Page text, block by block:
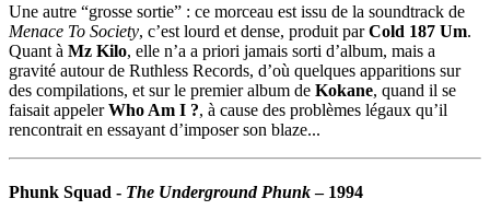
Une autre “grosse sortie” : ce morceau est issu de la soundtrack de
Menace To Society, c’est lourd et dense, produit parCold 187 Um.
Quant à Mz Kilo, elle n’a a priori jamais sorti d’album, mais a
gravité autour de Ruthless Records, d’où quelques apparitions sur
des compilations, et sur le premier album de Kokane, quand il se
faisait appelerWho Am I ?, à cause des problèmes légaux qu’il
rencontrait en essayant d’imposer son blaze...
Phunk Squad - The Underground Phunk– 1994